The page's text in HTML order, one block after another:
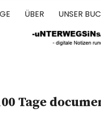
ÜBER UNSER
Tage